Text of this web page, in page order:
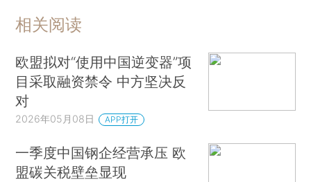
相关阅读
欧盟拟对“使用中国逆变器”项
目采取融资禁令 中方坚决反
对
2026年05月08日 APP打开
一季度中国钢企经营承压 欧
盟碳关税壁垒显现